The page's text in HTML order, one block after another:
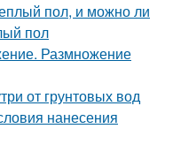
пол, и можно ли
пол
Размножение
от грунтовых вод
нанесения